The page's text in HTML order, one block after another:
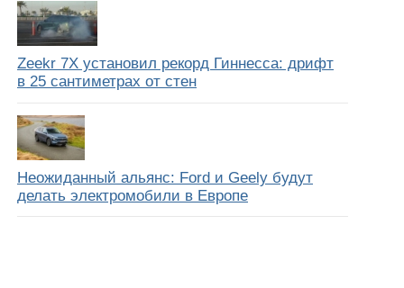
Zeekr 7X установил рекорд Гиннесса: дрифт
в 25 сантиметрах от стен
Неожиданный альянс: Ford и Geely будут
делать электромобили в Европе